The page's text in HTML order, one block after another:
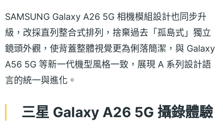
SAMSUNG Galaxy A26 5G 相機模組設計也同步升
級，改採直列整合式排列，捨棄過去「孤島式」獨立
鏡頭外觀，使背蓋整體視覺更為俐落簡潔，與 Galaxy
A56 5G 等新一代機型風格一致，展現 A 系列設計語
言的統一與進化。
三星 Galaxy A26 5G 攝錄體驗